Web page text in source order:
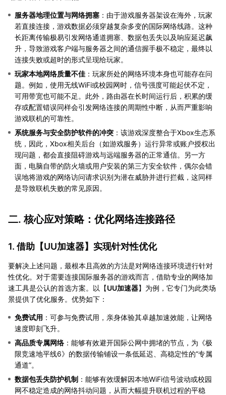
服务器地理位置与网络拥塞 ：由于游戏服务器架设在海外，玩家
若直接连接，游戏数据必须穿越复杂多变的国际网络线路。这种
长距离传输极易引发网络通道拥塞、数据包丢失以及响应延迟飙
升，导致游戏客户端与服务器之间的通信握手极不稳定，最终以
连接失败或超时的形式呈现给玩家。
玩家本地网络质量不佳 ：玩家所处的网络环境本身也可能存在问
题。例如，使用无线WiFi或校园网时，信号强度可能起伏不定，
可用带宽也可能不足。此外，路由器在长时间运行后，积累的缓
存或配置错误同样会引发网络连接的周期性中断，从而严重影响
游戏联机的可靠性。
系统服务与安全防护软件的冲突 ：该游戏深度整合于Xbox生态系
统，因此，Xbox相关后台（如游戏服务）运行异常或账户授权出
现问题，都会直接阻碍游戏与远端服务器的正常通信。另一方
面，电脑自带的防火墙或用户安装的第三方安全软件，偶尔会错
误地将游戏的网络访问请求识别为潜在威胁并进行拦截，这同样
是导致联机失败的常见原因。
二. 核心应对策略：优化网络连接路径
1. 借助【UU加速器】实现针对性优化
要解决上述问题，最根本且高效的方法是对网络连接环境进行针对
性优化。对于需要连接国际服务器的游戏而言，借助专业的网络加
速工具是公认的首选方案。以【UU加速器】为例，它专门为此类场
景提供了优化服务。优势如下：
免费试用 ：可参与免费试用，亲身体验其卓越加速效能，让网络
速度即刻飞升。
高品质专属网络 ：能够有效避开国际公网中拥堵的节点，为《极
限竞速地平线6》的数据传输铺设一条低延迟、高稳定性的“专属
通道”。
数据包丢失防护机制 ：能够有效缓解因本地WiFi信号波动或校园
网不稳定造成的网络抖动问题，从而大幅提升联机过程的平稳